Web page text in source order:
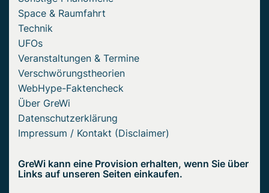
Space & Raumfahrt
Technik
UFOs
Veranstaltungen & Termine
Verschwörungstheorien
WebHype-Faktencheck
Über GreWi
Datenschutzerklärung
Impressum / Kontakt (Disclaimer)
GreWi kann eine Provision erhalten, wenn Sie über
Links auf unseren Seiten einkaufen.